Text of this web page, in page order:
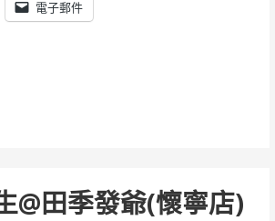
電子郵件
@田季發爺(懷寧店)